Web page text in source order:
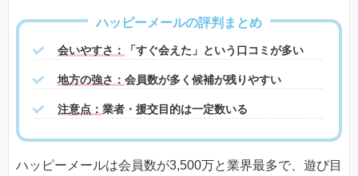
ハッピーメールの評判まとめ
会いやすさ： 「すぐ会えた」という口コミが多い
地方の強さ： 会員数が多く候補が残りやすい
注意点： 業者・援交目的は一定数いる
ハッピーメールは会員数が3,500万と業界最多で、遊び目